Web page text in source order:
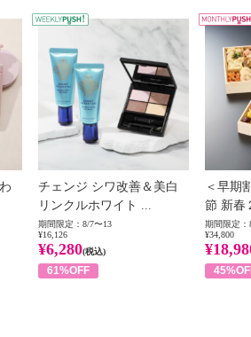
WEEKLY PUSH
チェンジ シワ改善＆美白
リンクルホワイト ...
期間限定：8/7〜13
¥16,126
¥6,280(税込)
61%OFF
＜早期
節 新春
期間限定：
¥34,800